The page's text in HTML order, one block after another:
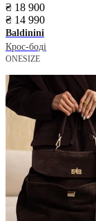
₴ 18 900
₴ 14 990
Baldinini
Крос-боді
ONESIZE